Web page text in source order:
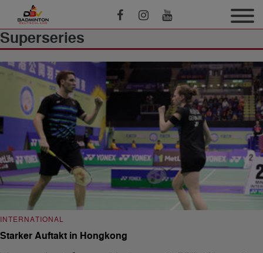
Superseries
INTERNATIONAL
Starker Auftakt in Hongkong